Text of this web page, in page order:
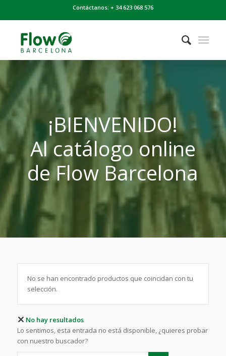
Contáctanos: + 34 623 068 576
¡BIENVENIDO!
Al catálogo online
de Flow Barcelona
No se han encontrado productos que coincidan con tu
selección.
No hay resultados
Lo sentimos, esta entrada no está disponible, ¿quieres probar
con nuestro buscador?